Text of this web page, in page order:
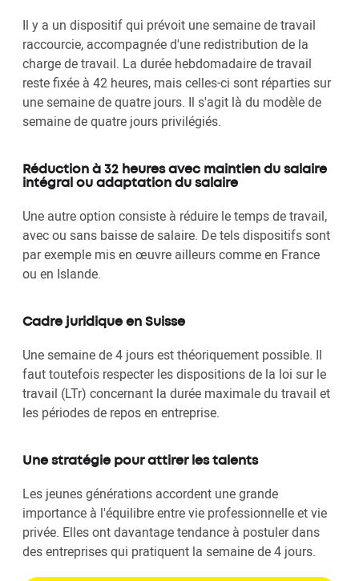
Il y a un dispositif qui prévoit une semaine de travail
raccourcie, accompagnée d'une redistribution de la
charge de travail. La durée hebdomadaire de travail
reste fixée à 42 heures, mais celles-ci sont réparties sur
une semaine de quatre jours. Il s'agit là du modèle de
semaine de quatre jours privilégiés.
Réduction à 32 heures avec maintien du salaire
intégral ou adaptation du salaire
Une autre option consiste à réduire le temps de travail,
avec ou sans baisse de salaire. De tels dispositifs sont
par exemple mis en œuvre ailleurs comme en France
ou en Islande.
Cadre juridique en Suisse
Une semaine de 4 jours est théoriquement possible. Il
faut toutefois respecter les dispositions de la loi sur le
travail (LTr) concernant la durée maximale du travail et
les périodes de repos en entreprise.
Une stratégie pour attirer les talents
Les jeunes générations accordent une grande
importance à l'équilibre entre vie professionnelle et vie
privée. Elles ont davantage tendance à postuler dans
des entreprises qui pratiquent la semaine de 4 jours.